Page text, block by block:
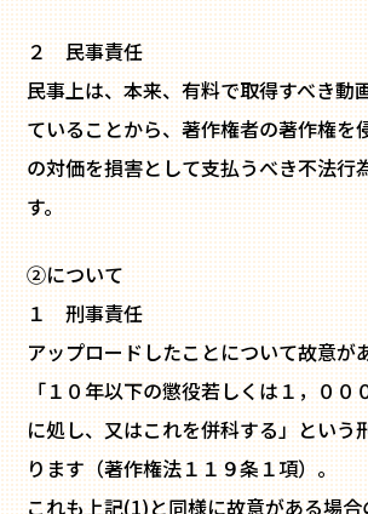
２ 民事責任
民事上は、本来、有料で取得すべき動
ていることから、著作権者の著作権を
の対価を損害として支払うべき不法行
す。
②について
１ 刑事責任
アップロードしたことについて故意が
「１０年以下の懲役若しくは１，００
に処し、又はこれを併科する」という
ります（著作権法１１９条１項）。
これも上記(1)と同様に故意がある場合